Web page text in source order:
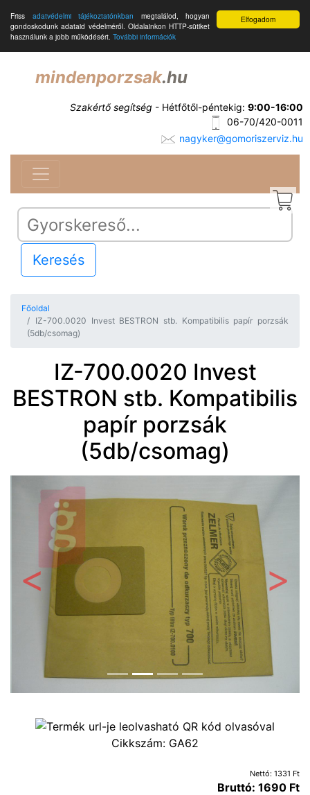
Elfogadom
Friss adatvédelmi tájékoztatónkban megtalálod, hogyan
gondoskodunk adataid védelméről. Oldalainkon HTTP-sütiket
használunk a jobb működésért. További információk
mindenporzsak.hu
Szakértő segítség - Hétfőtől-péntekig: 9:00-16:00
06-70/420-0011
nagyker@gomoriszerviz.hu
Keresés
Főoldal
IZ-700.0020 Invest BESTRON stb. Kompatibilis papír porzsák
(5db/csomag)
IZ-700.0020 Invest
BESTRON stb. Kompatibilis
papír porzsák
(5db/csomag)
Előző
Cikkszám: GA62
Nettó: 1331 Ft
Bruttó: 1690 Ft